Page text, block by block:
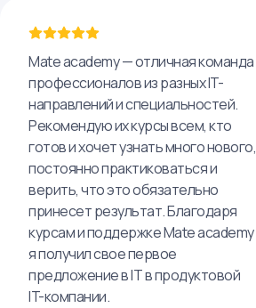
Mate academy — отличная команда
профессионалов из разных IT-
направлений и специальностей.
Рекомендую их курсы всем, кто
готов и хочет узнать много нового,
постоянно практиковаться и
верить, что это обязательно
принесет результат. Благодаря
курсам и поддержке Mate academy
я получил свое первое
предложение в IT в продуктовой
IT-компании.